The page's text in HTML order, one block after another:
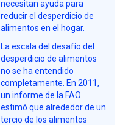
necesitan ayuda para
reducir el desperdicio de
alimentos en el hogar.
La escala del desafío del
desperdicio de alimentos
no se ha entendido
completamente. En 2011,
un informe de la FAO
estimó que alrededor de un
tercio de los alimentos